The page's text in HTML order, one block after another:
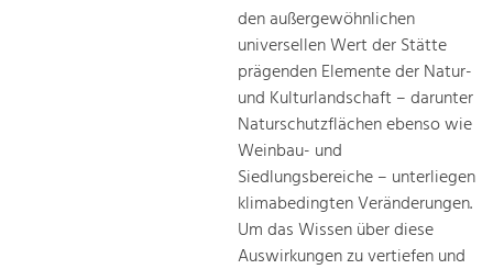
den außergewöhnlichen
universellen Wert der Stätte
prägenden Elemente der Natur-
und Kulturlandschaft – darunter
Naturschutzflächen ebenso wie
Weinbau- und
Siedlungsbereiche – unterliegen
klimabedingten Veränderungen.
Um das Wissen über diese
Auswirkungen zu vertiefen und